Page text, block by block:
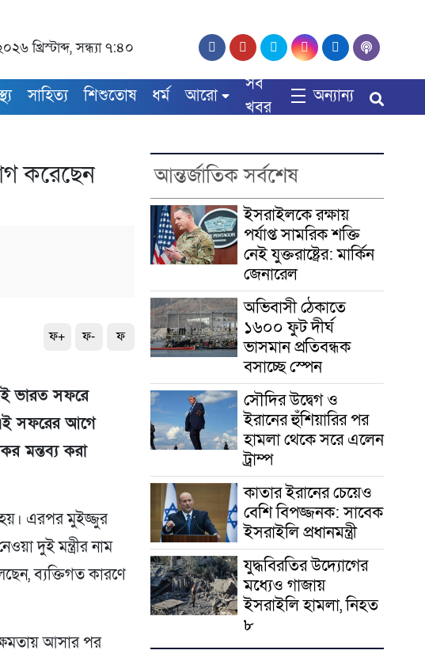
খ্রিস্টাব্দ, সন্ধ্যা ৭:৪০
সাহিত্য শিশুতোষ ধর্ম আরো
সব
খবর
অন্যান্য
করেছেন
ফ+ ফ- ফ
ভারত সফরে
এই সফরের আগে
মন্তব্য করা
হয়। এরপর মুইজ্জুর
দুই মন্ত্রীর নাম
ব্যক্তিগত কারণে
আসার পর
আন্তর্জাতিক সর্বশেষ
ইসরাইলকে রক্ষায়
পর্যাপ্ত সামরিক শক্তি
নেই যুক্তরাষ্ট্রের: মার্কিন
জেনারেল
অভিবাসী ঠেকাতে
১৬০০ ফুট দীর্ঘ
ভাসমান প্রতিবন্ধক
বসাচ্ছে স্পেন
সৌদির উদ্বেগ ও
ইরানের হুঁশিয়ারির পর
হামলা থেকে সরে এলেন
ট্রাম্প
কাতার ইরানের চেয়েও
বেশি বিপজ্জনক: সাবেক
ইসরাইলি প্রধানমন্ত্রী
যুদ্ধবিরতির উদ্যোগের
মধ্যেও গাজায়
ইসরাইলি হামলা, নিহত
৮